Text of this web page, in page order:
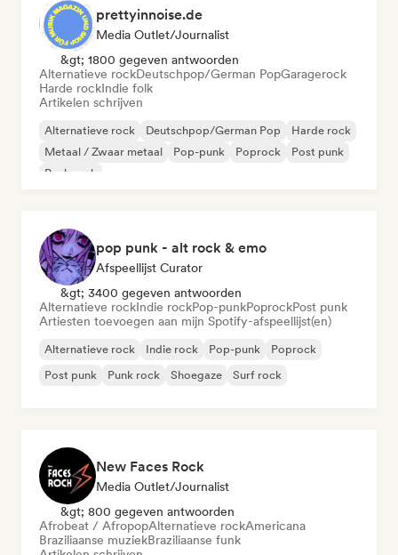
prettyinnoise.de
Media Outlet/Journalist
&gt; 1800 gegeven antwoorden
Alternatieve rockDeutschpop/German PopGaragerock
Harde rockIndie folk
Artikelen schrijven
Alternatieve rock Deutschpop/German Pop
Harde rock
Metaal / Zwaar metaal
Pop-punk Poprock
Post punk
Punk rock
pop punk - alt rock & emo
Afspeellijst Curator
&gt; 3400 gegeven antwoorden
Alternatieve rockIndie rockPop-punkPoprockPost punk
Artiesten toevoegen aan mijn Spotify-afspeellijst(en)
Alternatieve rock Indie rock Pop-punk
Poprock
Post punk
Punk rock Shoegaze Surf rock
New Faces Rock
Media Outlet/Journalist
&gt; 800 gegeven antwoorden
Afrobeat / AfropopAlternatieve rockAmericana
Braziliaanse muziekBraziliaanse funk